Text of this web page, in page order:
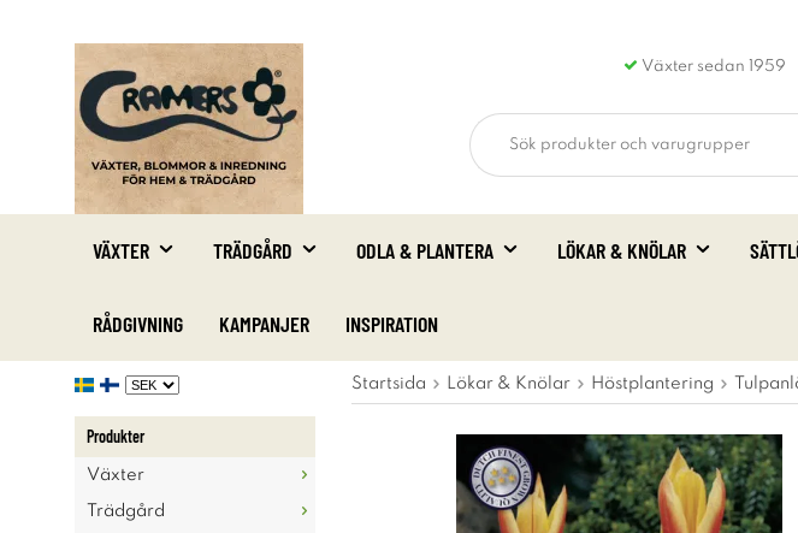
Växter sedan 1959
VÄXTER TRÄDGÅRD ODLA & PLANTERA LÖKAR & KNÖLAR
RÅDGIVNING KAMPANJER INSPIRATION
Produkter
Växter
Trädgård
Startsida Lökar & Knölar Höstplantering